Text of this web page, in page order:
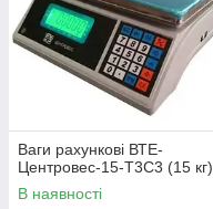
Ваги рахункові ВТЕ-
Центровес-15-Т3С3 (15 кг)
В наявності